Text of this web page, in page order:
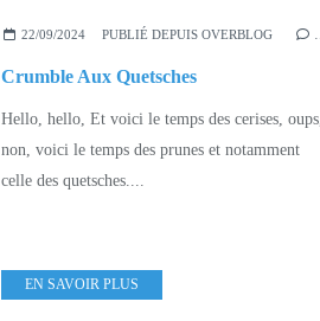
22/09/2024 PUBLIÉ DEPUIS OVERBLOG
Crumble Aux Quetsches
Hello, hello, Et voici le temps des cerises, oups,
non, voici le temps des prunes et notamment
celle des quetsches....
EN SAVOIR PLUS